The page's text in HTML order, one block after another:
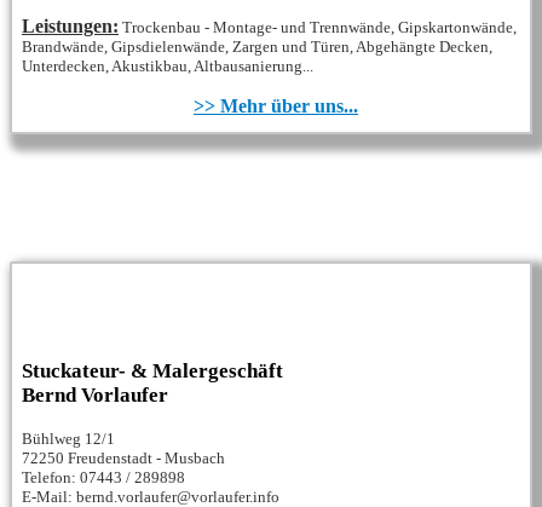
Leistungen: Trockenbau - Montage- und Trennwände, Gipskartonwände,
Brandwände, Gipsdielenwände, Zargen und Türen, Abgehängte Decken,
Unterdecken, Akustikbau, Altbausanierung...
>> Mehr über uns...
Stuckateur- & Malergeschäft
Bernd Vorlaufer
Bühlweg 12/1
72250 Freudenstadt - Musbach
Telefon: 07443 / 289898
E-Mail: bernd.vorlaufer@vorlaufer.info